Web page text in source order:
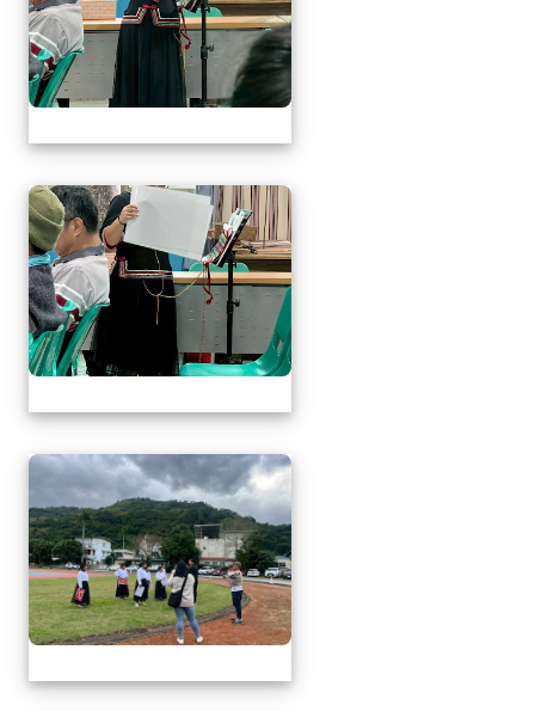
1141217萬榮鄉英語文
1141217萬榮鄉英語文